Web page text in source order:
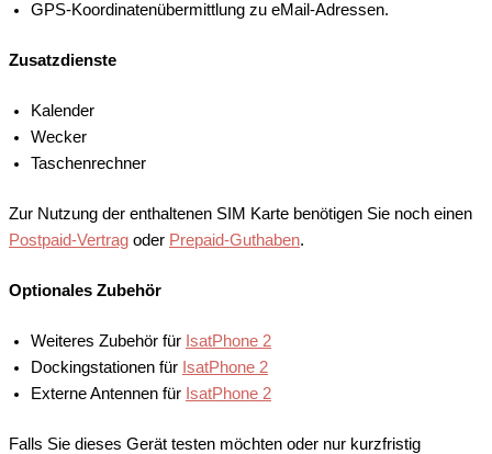
GPS-Koordinatenübermittlung zu eMail-Adressen.
Zusatzdienste
Kalender
Wecker
Taschenrechner
Zur Nutzung der enthaltenen SIM Karte benötigen Sie noch einen
Postpaid-Vertrag oder Prepaid-Guthaben.
Optionales Zubehör
Weiteres Zubehör für IsatPhone 2
Dockingstationen für IsatPhone 2
Externe Antennen für IsatPhone 2
Falls Sie dieses Gerät testen möchten oder nur kurzfristig